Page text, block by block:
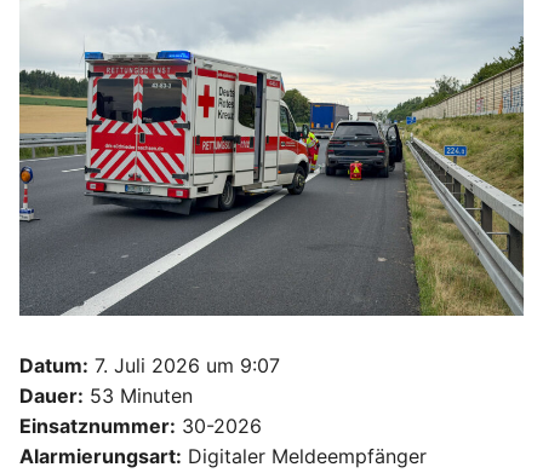
Datum: 7. Juli 2026 um 9:07
Dauer: 53 Minuten
Einsatznummer: 30-2026
Alarmierungsart: Digitaler Meldeempfänger